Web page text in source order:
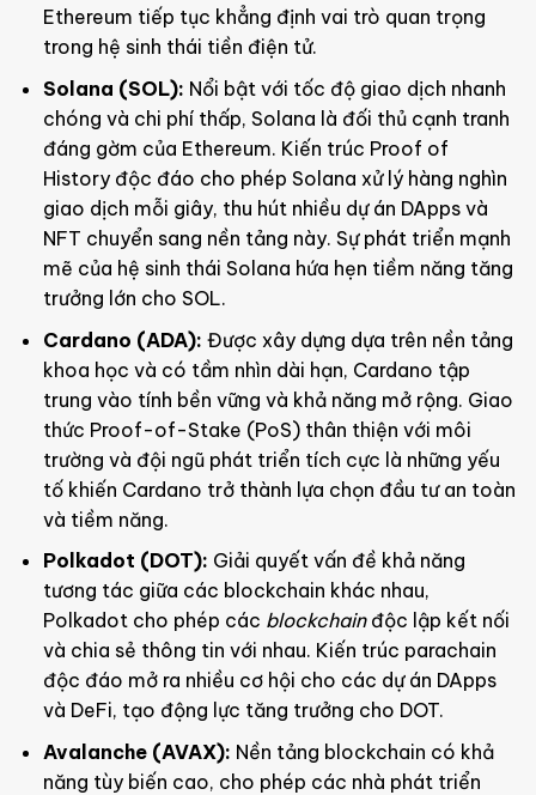
Ethereum tiếp tục khẳng định vai trò quan trọng
trong hệ sinh thái tiền điện tử.
Solana (SOL): Nổi bật với tốc độ giao dịch nhanh
chóng và chi phí thấp, Solana là đối thủ cạnh tranh
đáng gờm của Ethereum. Kiến trúc Proof of
History độc đáo cho phép Solana xử lý hàng nghìn
giao dịch mỗi giây, thu hút nhiều dự án DApps và
NFT chuyển sang nền tảng này. Sự phát triển mạnh
mẽ của hệ sinh thái Solana hứa hẹn tiềm năng tăng
trưởng lớn cho SOL.
Cardano (ADA): Được xây dựng dựa trên nền tảng
khoa học và có tầm nhìn dài hạn, Cardano tập
trung vào tính bền vững và khả năng mở rộng. Giao
thức Proof-of-Stake (PoS) thân thiện với môi
trường và đội ngũ phát triển tích cực là những yếu
tố khiến Cardano trở thành lựa chọn đầu tư an toàn
và tiềm năng.
Polkadot (DOT): Giải quyết vấn đề khả năng
tương tác giữa các blockchain khác nhau,
Polkadot cho phép các blockchainđộc lập kết nối
và chia sẻ thông tin với nhau. Kiến trúc parachain
độc đáo mở ra nhiều cơ hội cho các dự án DApps
và DeFi, tạo động lực tăng trưởng cho DOT.
Avalanche (AVAX): Nền tảng blockchain có khả
năng tùy biến cao, cho phép các nhà phát triển